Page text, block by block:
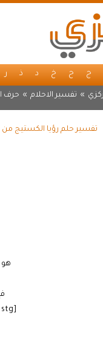
ج ح خ د ذ ر
» تفسير الاحلام » حرف
تفسير حلم رؤيا الكستيج من
هو
[cmamad id=”20641″ align=”floatleft” tabid=”20643″ mobid=”20643″ stg=””]